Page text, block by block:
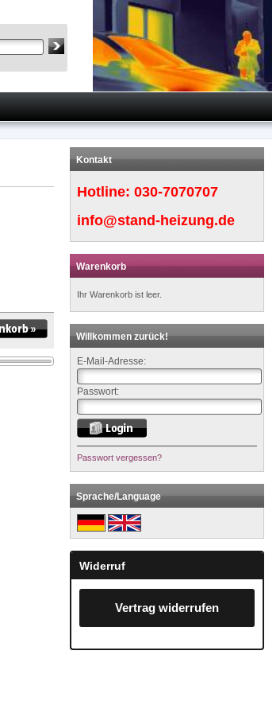
Kontakt
Hotline:030-7070707
info@stand-heizung.de
Warenkorb
Ihr Warenkorb ist leer.
Willkommen zurück!
E-Mail-Adresse:
Passwort:
Passwort vergessen?
Sprache/Language
Widerruf
Vertrag widerrufen